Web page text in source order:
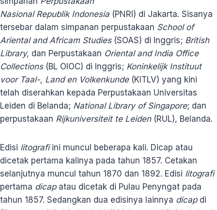
Nasional Republik Indonesia (PNRI) di Jakarta. Sisanya
tersebar dalam simpanan perpustakaan School of
Ariental and Africam Studies (SOAS) di Inggris; British
Library, dan Perpustakaan Oriental and India Office
Collections(BL OIOC) di Inggris; Koninkelijk Instituut
voor Taal-, Land en Volkenkunde(KITLV) yang kini
telah diserahkan kepada Perpustakaan Universitas
Leiden di Belanda; National Library of Singapore; dan
perpustakaan Rijkuniversiteit te Leiden (RUL), Belanda.
Edisi litografi ini muncul beberapa kali. Dicap atau
dicetak pertama kalinya pada tahun 1857. Cetakan
selanjutnya muncul tahun 1870 dan 1892. Edisi litografi
pertama dicap atau dicetak di Pulau Penyngat pada
tahun 1857. Sedangkan dua edisinya lainnya dicapdi